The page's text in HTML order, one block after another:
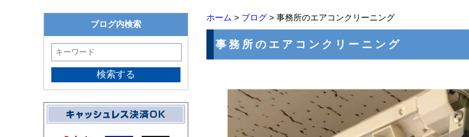
ホーム > ブログ > 事務所のエアコンクリーニング
事務所のエアコンクリーニング
ブログ内検索